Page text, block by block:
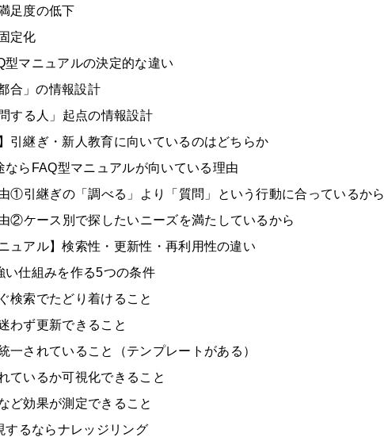
足度の低下
定化
マニュアルの決定的な違い
合」の情報設計
する人」起点の情報設計
引継ぎ・新人教育に向いているのはどちらか
らFAQ型マニュアルが向いている理由
①引継ぎの「調べる」より「質問」という行動に合っているから
②ケース別で探したいニーズを満たしているから
ュアル】検索性・更新性・再利用性の違い
い仕組みを作る5つの条件
検索でたどり着けること
わず更新できること
されていること（テンプレートがある）
ているか可視化できること
ど効果が測定できること
するならナレッジリング